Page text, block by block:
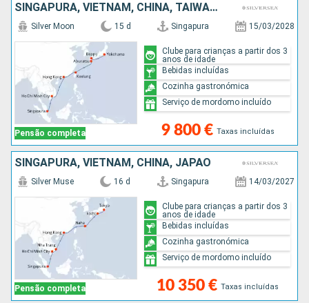
SINGAPURA, VIETNAM, CHINA, TAIWAN, JAPÃO
Pensão completa
Silver Moon 15 d Singapura 15/03/2028
9 800 € Taxas incluídas
Clube para crianças a partir dos 3
anos de idade
Bebidas incluídas
Cozinha gastronómica
Serviço de mordomo incluído
SINGAPURA, VIETNAM, CHINA, JAPÃO
Pensão completa
Silver Muse 16 d Singapura 14/03/2027
10 350 € Taxas incluídas
Clube para crianças a partir dos 3
anos de idade
Bebidas incluídas
Cozinha gastronómica
Serviço de mordomo incluído